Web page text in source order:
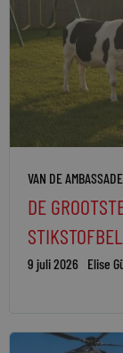
VAN DE
DE
9 juli 2026 Elise